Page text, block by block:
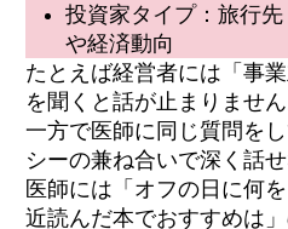
投資家タイプ：旅行
や経済動向
たとえば経営者には「事
を聞くと話が止まりません
一方で医師に同じ質問を
シーの兼ね合いで深く話
医師には「オフの日に何
近読んだ本でおすすめは